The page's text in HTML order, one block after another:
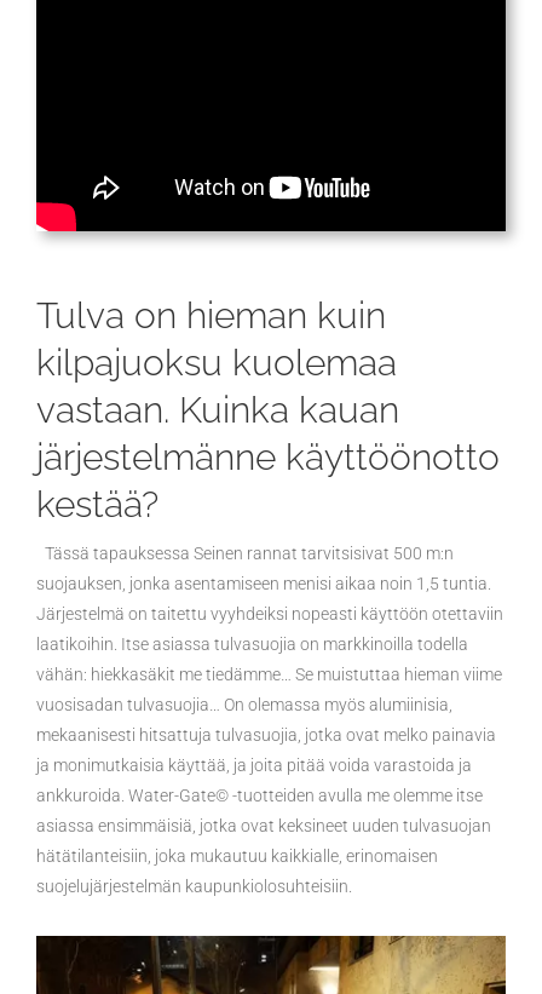
Tulva on hieman kuin
kilpajuoksu kuolemaa
vastaan. Kuinka kauan
järjestelmänne käyttöönotto
kestää?
Tässä tapauksessa Seinen rannat tarvitsisivat 500 m:n
suojauksen, jonka asentamiseen menisi aikaa noin 1,5 tuntia.
Järjestelmä on taitettu vyyhdeiksi nopeasti käyttöön otettaviin
laatikoihin. Itse asiassa tulvasuojia on markkinoilla todella
vähän: hiekkasäkit me tiedämme… Se muistuttaa hieman viime
vuosisadan tulvasuojia… On olemassa myös alumiinisia,
mekaanisesti hitsattuja tulvasuojia, jotka ovat melko painavia
ja monimutkaisia käyttää, ja joita pitää voida varastoida ja
ankkuroida. Water-Gate© -tuotteiden avulla me olemme itse
asiassa ensimmäisiä, jotka ovat keksineet uuden tulvasuojan
hätätilanteisiin, joka mukautuu kaikkialle, erinomaisen
suojelujärjestelmän kaupunkiolosuhteisiin.